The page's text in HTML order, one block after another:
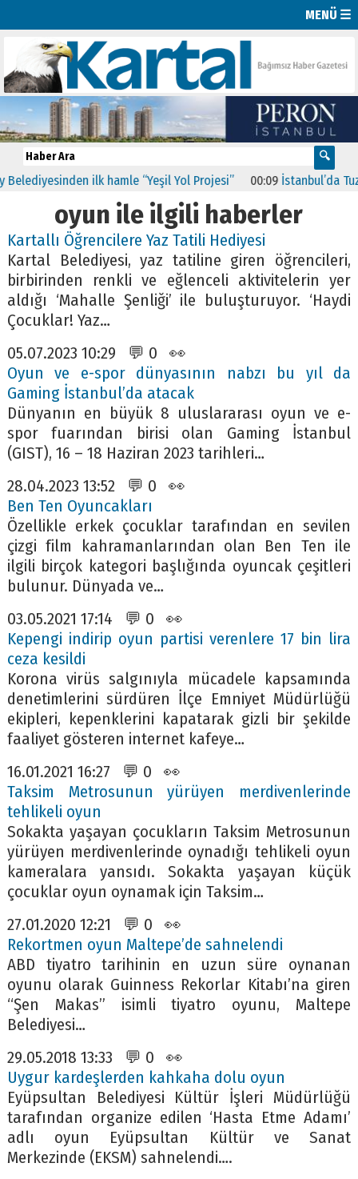
MENÜ ☰
ilk hamle “Yeşil Yol Projesi” 00:09 İstanbul’da Tuzla,
oyun ile ilgili haberler
Kartallı Öğrencilere Yaz Tatili Hediyesi
Kartal Belediyesi, yaz tatiline giren öğrencileri,
birbirinden renkli ve eğlenceli aktivitelerin yer
aldığı ‘Mahalle Şenliği’ ile buluşturuyor. ‘Haydi
Çocuklar! Yaz…
05.07.2023 10:29 💬 0 👀
Oyun ve e-spor dünyasının nabzı bu yıl da
Gaming İstanbul’da atacak
Dünyanın en büyük 8 uluslararası oyun ve e-
spor fuarından birisi olan Gaming İstanbul
(GIST), 16 – 18 Haziran 2023 tarihleri…
28.04.2023 13:52 💬 0 👀
Ben Ten Oyuncakları
Özellikle erkek çocuklar tarafından en sevilen
çizgi film kahramanlarından olan Ben Ten ile
ilgili birçok kategori başlığında oyuncak çeşitleri
bulunur. Dünyada ve…
03.05.2021 17:14 💬 0 👀
Kepengi indirip oyun partisi verenlere 17 bin lira
ceza kesildi
Korona virüs salgınıyla mücadele kapsamında
denetimlerini sürdüren İlçe Emniyet Müdürlüğü
ekipleri, kepenklerini kapatarak gizli bir şekilde
faaliyet gösteren internet kafeye…
16.01.2021 16:27 💬 0 👀
Taksim Metrosunun yürüyen merdivenlerinde
tehlikeli oyun
Sokakta yaşayan çocukların Taksim Metrosunun
yürüyen merdivenlerinde oynadığı tehlikeli oyun
kameralara yansıdı. Sokakta yaşayan küçük
çocuklar oyun oynamak için Taksim…
27.01.2020 12:21 💬 0 👀
Rekortmen oyun Maltepe’de sahnelendi
ABD tiyatro tarihinin en uzun süre oynanan
oyunu olarak Guinness Rekorlar Kitabı’na giren
“Şen Makas” isimli tiyatro oyunu, Maltepe
Belediyesi…
29.05.2018 13:33 💬 0 👀
Uygur kardeşlerden kahkaha dolu oyun
Eyüpsultan Belediyesi Kültür İşleri Müdürlüğü
tarafından organize edilen ‘Hasta Etme Adamı’
adlı oyun Eyüpsultan Kültür ve Sanat
Merkezinde (EKSM) sahnelendi….